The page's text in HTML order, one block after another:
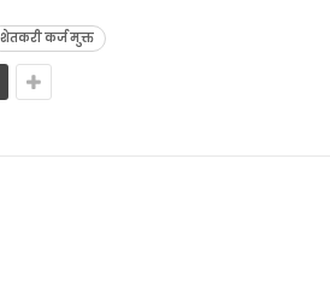
शेतकरी कर्ज मुक्त